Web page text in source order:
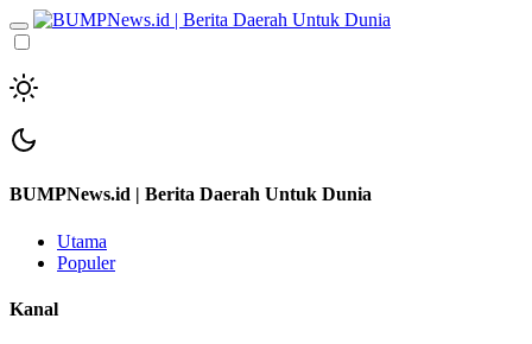
BUMPNews.id | Berita Daerah Untuk Dunia
Utama
Populer
Kanal